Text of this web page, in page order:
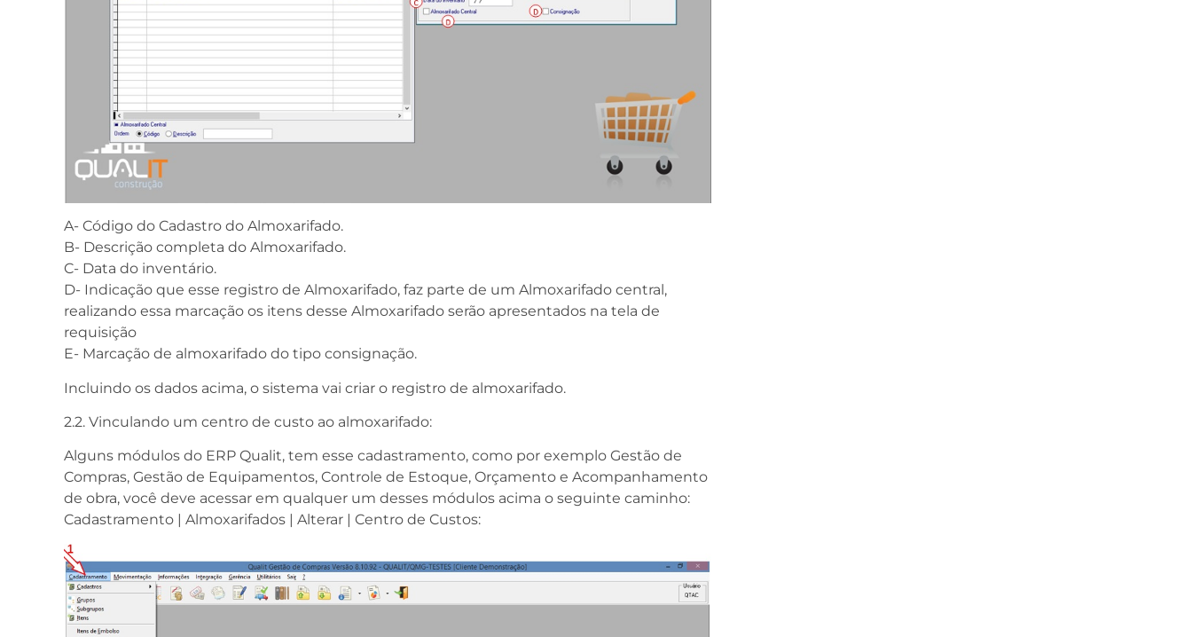
A- Código do Cadastro do Almoxarifado.
B- Descrição completa do Almoxarifado.
C- Data do inventário.
D- Indicação que esse registro de Almoxarifado, faz parte de um Almoxarifado central,
realizando essa marcação os itens desse Almoxarifado serão apresentados na tela de
requisição
E- Marcação de almoxarifado do tipo consignação.
Incluindo os dados acima, o sistema vai criar o registro de almoxarifado.
2.2. Vinculando um centro de custo ao almoxarifado:
Alguns módulos do ERP Qualit, tem esse cadastramento, como por exemplo Gestão de
Compras, Gestão de Equipamentos, Controle de Estoque, Orçamento e Acompanhamento
de obra, você deve acessar em qualquer um desses módulos acima o seguinte caminho:
Cadastramento | Almoxarifados | Alterar | Centro de Custos: